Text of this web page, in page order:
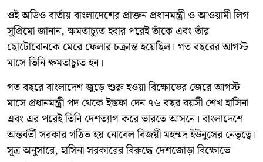
ওই অডিও বার্তায় বাংলাদেশের প্রাক্তন প্রধানমন্ত্রী ও আওয়ামী লিগ
সুপ্রিমো জানান, ক্ষমতাচ্যুত হবার পরেই তাঁকে এবং তাঁর
ছোটোবোনকে মেরে ফেলার চক্রান্ত হয়েছিল। গত বছরের আগস্ট
মাসে তিনি ক্ষমতাচ্যুত হন।
গত বছরে বাংলাদেশ জুড়ে শুরু হওয়া বিক্ষোভের জেরে আগস্ট
মাসে প্রধানমন্ত্রী পদ থেকে ইস্তফা দেন ৭৬ বছর বয়সী শেখ হাসিনা
এবং এর পরেই তিনি দেশত্যাগ করে ভারতে আসনে। বাংলাদেশে
অন্তর্বর্তী সরকার গঠিত হয় নোবেল বিজয়ী মহম্মদ ইউনুসের নেতৃত্বে।
সূত্র অনুসারে, হাসিনা সরকারের বিরুদ্ধে দেশজোড়া বিক্ষোভে